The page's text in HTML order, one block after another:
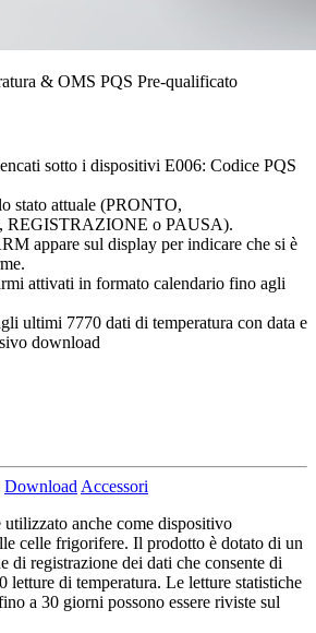
& OMS PQS Pre-qualificato
sotto i dispositivi E006: Codice PQS
stato attuale (PRONTO,
o PAUSA).
appare sul display per indicare che si è
attivati in formato calendario fino agli
ultimi 7770 dati di temperatura con data e
download
Download Accessori
anche come dispositivo
celle frigorifere. Il prodotto è dotato di un
di registrazione dei dati che consente di
letture di temperatura. Le letture statistiche
a 30 giorni possono essere riviste sul